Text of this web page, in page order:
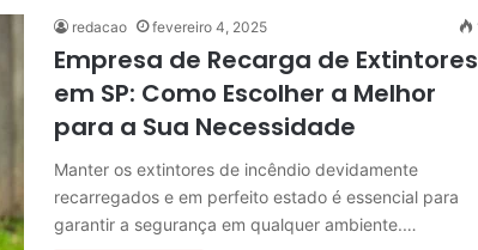
redacao fevereiro 4, 2025
Empresa de Recarga de Extintores
em SP: Como Escolher a Melhor
para a Sua Necessidade
Manter os extintores de incêndio devidamente
recarregados e em perfeito estado é essencial para
garantir a segurança em qualquer ambiente.…